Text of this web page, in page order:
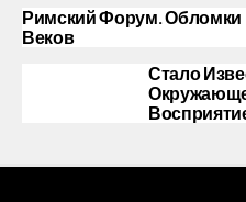
Римский Форум.
Веков
Стало